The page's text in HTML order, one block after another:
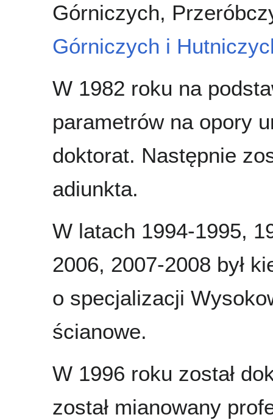
Górniczych,
Górniczych i
W 1982 roku na
parametrów na opory
doktorat. Następnie
adiunkta.
W latach 1994-1995,
2006, 2007-2008 był
o specjalizacji
ścianowe.
W 1996 roku został
został mianowany